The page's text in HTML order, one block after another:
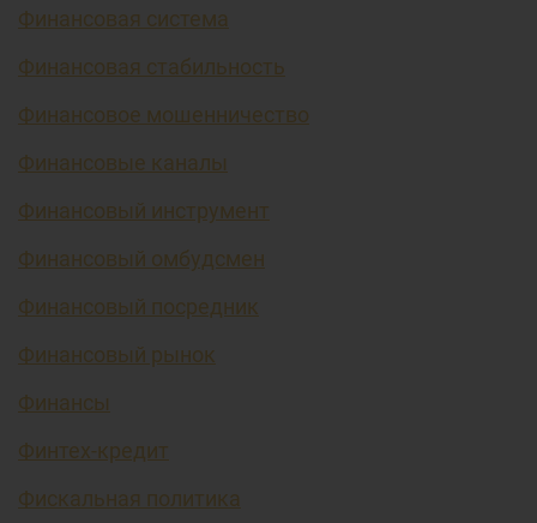
Финансовая система
Финансовая стабильность
Финансовое мошенничество
Финансовые каналы
Финансовый инструмент
Финансовый омбудсмен
Финансовый посредник
Финансовый рынок
Финансы
Финтех-кредит
Фискальная политика